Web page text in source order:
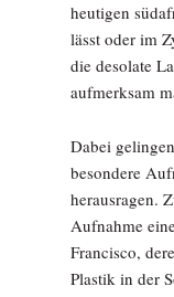
heutigen
lässt oder im
die desolate
aufmerksam
Dabei
besondere
herausragen.
Aufnahme
Francisco,
Plastik in der